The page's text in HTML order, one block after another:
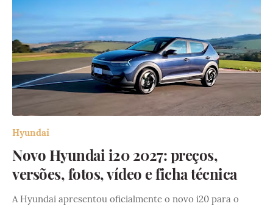
Hyundai
Novo Hyundai i20 2027: preços,
versões, fotos, vídeo e ficha técnica
A Hyundai apresentou oficialmente o novo i20 para o